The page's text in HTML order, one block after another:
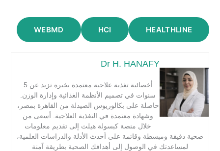
HEALTHLINE
HCI
WEBMD
Dr H. HANAFY
أخصائية تغذية علاجية معتمدة بخبرة تزيد عن 5
سنوات في تصميم الأنظمة الغذائية وإدارة الوزن.
حاصلة على بكالوريوس الصيدلة من القاهرة بمصر،
وشهادة معتمدة في التغذية العلاجية. أسعى من
خلال منصة كبسولة هيلث إلى تقديم معلومات
صحية دقيقة ومبسطة وقائمة على أحدث الأدلة والدراسات العلمية،
لمساعدتك في الوصول إلى أهدافك الصحية بطريقة آمنة